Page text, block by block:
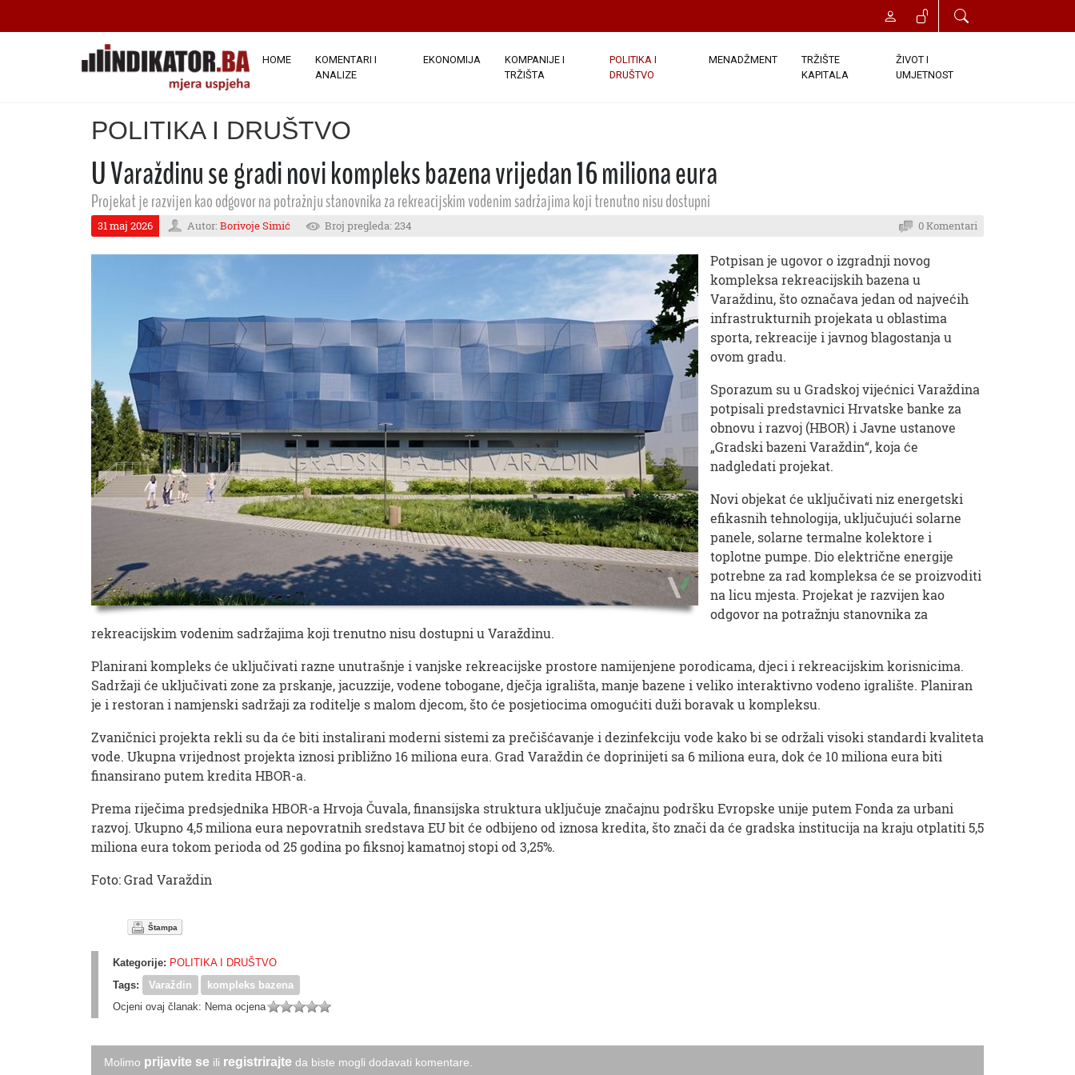
HOME
KOMENTARI I
ANALIZE
EKONOMIJA
KOMPANIJE I
TRŽIŠTA
POLITIKA I
DRUŠTVO
MENADŽMENT
TRŽIŠTE
KAPITALA
ŽIVOT I
UMJETNOST
POLITIKA I DRUŠTVO
U Varaždinu se gradi novi kompleks bazena vrijedan 16 miliona eura
Projekat je razvijen kao odgovor na potražnju stanovnika za rekreacijskim vodenim sadržajima koji trenutno nisu dostupni
31 maj 2026 Autor: Borivoje Simić Broj pregleda: 234 0 Komentari
Potpisan je ugovor o izgradnji novog
kompleksa rekreacijskih bazena u
Varaždinu, što označava jedan od najvećih
infrastrukturnih projekata u oblastima
sporta, rekreacije i javnog blagostanja u
ovom gradu.
Sporazum su u Gradskoj vijećnici Varaždina
potpisali predstavnici Hrvatske banke za
obnovu i razvoj (HBOR) i Javne ustanove
„Gradski bazeni Varaždin“, koja će
nadgledati projekat.
Novi objekat će uključivati ​​niz energetski
efikasnih tehnologija, uključujući solarne
panele, solarne termalne kolektore i
toplotne pumpe. Dio električne energije
potrebne za rad kompleksa će se proizvoditi
na licu mjesta. Projekat je razvijen kao
odgovor na potražnju stanovnika za
rekreacijskim vodenim sadržajima koji trenutno nisu dostupni u Varaždinu.
Planirani kompleks će uključivati ​​razne unutrašnje i vanjske rekreacijske prostore namijenjene porodicama, djeci i rekreacijskim korisnicima.
Sadržaji će uključivati ​​zone za prskanje, jacuzzije, vodene tobogane, dječja igrališta, manje bazene i veliko interaktivno vodeno igralište. Planiran
je i restoran i namjenski sadržaji za roditelje s malom djecom, što će posjetiocima omogućiti duži boravak u kompleksu.
Zvaničnici projekta rekli su da će biti instalirani moderni sistemi za prečišćavanje i dezinfekciju vode kako bi se održali visoki standardi kvaliteta
vode. Ukupna vrijednost projekta iznosi približno 16 miliona eura. Grad Varaždin će doprinijeti sa 6 miliona eura, dok će 10 miliona eura biti
finansirano putem kredita HBOR-a.
Prema riječima predsjednika HBOR-a Hrvoja Čuvala, finansijska struktura uključuje značajnu podršku Evropske unije putem Fonda za urbani
razvoj. Ukupno 4,5 miliona eura nepovratnih sredstava EU bit će odbijeno od iznosa kredita, što znači da će gradska institucija na kraju otplatiti 5,5
miliona eura tokom perioda od 25 godina po fiksnoj kamatnoj stopi od 3,25%.
Foto: Grad Varaždin
Štampa
Kategorije: POLITIKA I DRUŠTVO
Tags:
Varaždin
kompleks bazena
Ocjeni ovaj članak: Nema ocjena
Molimo prijavite se ili registrirajte da biste mogli dodavati komentare.